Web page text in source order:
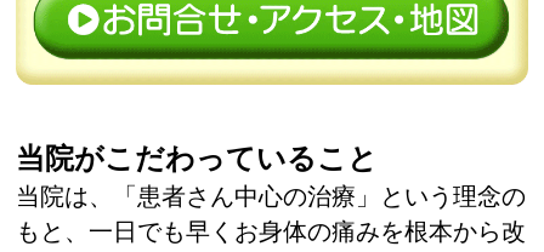
当院がこだわっていること
当院は、「患者さん中心の治療」という理念の
もと、一日でも早くお身体の痛みを根本から改